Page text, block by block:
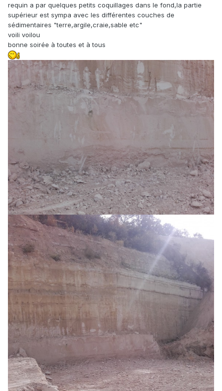
requin a par quelques petits coquillages dans le fond,la partie
supérieur est sympa avec les différentes couches de
sédimentaires "terre,argile,craie,sable etc"
voili voilou
bonne soirée à toutes et à tous